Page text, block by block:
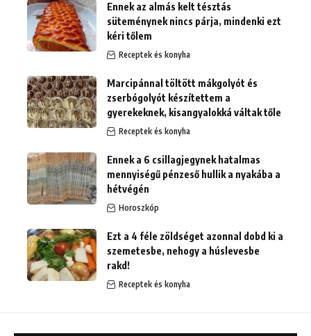
Ennek az almás kelt tésztás
süteménynek nincs párja, mindenki ezt
kéri tőlem
Receptek és konyha
Marcipánnal töltött mákgolyót és
zserbógolyót készítettem a
gyerekeknek, kisangyalokká váltak tőle
Receptek és konyha
Ennek a 6 csillagjegynek hatalmas
mennyiségű pénzeső hullik a nyakába a
hétvégén
Horoszkóp
Ezt a 4 féle zöldséget azonnal dobd ki a
szemetesbe, nehogy a húslevesbe
rakd!
Receptek és konyha